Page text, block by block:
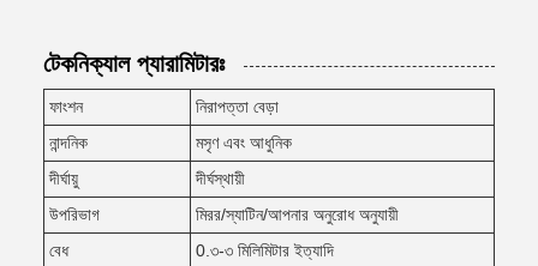
টেকনিক্যাল প্যারামিটারঃ
ফাংশন
নিরাপত্তা বেড়া
নান্দনিক
মসৃণ এবং আধুনিক
দীর্ঘায়ু
দীর্ঘস্থায়ী
উপরিভাগ
মিরর/স্যাটিন/আপনার অনুরোধ অনুযায়ী
বেধ
0.৩-৩ মিলিমিটার ইত্যাদি